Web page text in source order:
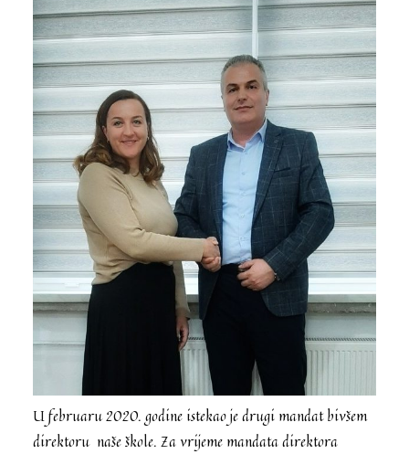
U februaru 2020. godine istekao je drugi mandat bivšem
direktoru naše škole. Za vrijeme mandata direktora